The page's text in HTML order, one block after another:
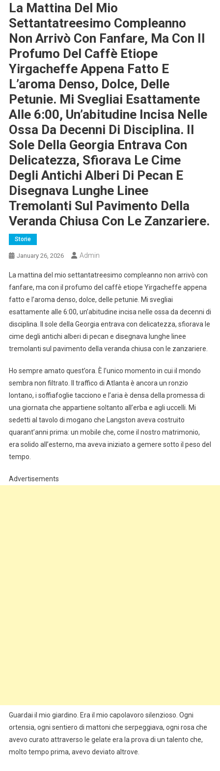
La Mattina Del Mio
Settantatreesimo Compleanno
Non Arrivò Con Fanfare, Ma Con Il
Profumo Del Caffè Etiope
Yirgacheffe Appena Fatto E
L’aroma Denso, Dolce, Delle
Petunie. Mi Svegliai Esattamente
Alle 6:00, Un’abitudine Incisa Nelle
Ossa Da Decenni Di Disciplina. Il
Sole Della Georgia Entrava Con
Delicatezza, Sfiorava Le Cime
Degli Antichi Alberi Di Pecan E
Disegnava Lunghe Linee
Tremolanti Sul Pavimento Della
Veranda Chiusa Con Le Zanzariere.
Storie
January 26, 2026 Admin
La mattina del mio settantatreesimo compleanno non arrivò con
fanfare, ma con il profumo del caffè etiope Yirgacheffe appena
fatto e l’aroma denso, dolce, delle petunie. Mi svegliai
esattamente alle 6:00, un’abitudine incisa nelle ossa da decenni di
disciplina. Il sole della Georgia entrava con delicatezza, sfiorava le
cime degli antichi alberi di pecan e disegnava lunghe linee
tremolanti sul pavimento della veranda chiusa con le zanzariere.
Ho sempre amato quest’ora. È l’unico momento in cui il mondo
sembra non filtrato. Il traffico di Atlanta è ancora un ronzio
lontano, i soffiafoglie tacciono e l’aria è densa della promessa di
una giornata che appartiene soltanto all’erba e agli uccelli. Mi
sedetti al tavolo di mogano che Langston aveva costruito
quarant’anni prima: un mobile che, come il nostro matrimonio,
era solido all’esterno, ma aveva iniziato a gemere sotto il peso del
tempo.
Advertisements
Guardai il mio giardino. Era il mio capolavoro silenzioso. Ogni
ortensia, ogni sentiero di mattoni che serpeggiava, ogni rosa che
avevo curato attraverso le gelate era la prova di un talento che,
molto tempo prima, avevo deviato altrove.